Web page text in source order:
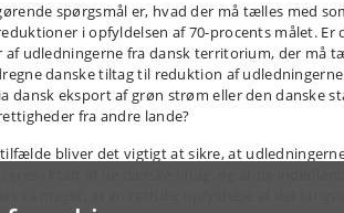
spørgsmål er, hvad der må tælles med
i opfyldelsen af 70-procents målet. Er
udledningerne fra dansk territorium, der må
danske tiltag til reduktion af
dansk eksport af grøn strøm eller den danske
fra andre lande?
bliver det vigtigt at sikre, at